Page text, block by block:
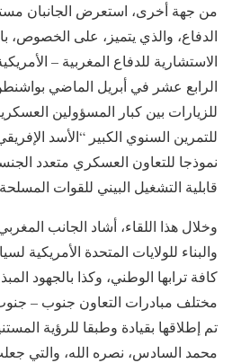
من جهة أخرى، استعرض الجانبان
الدفاع، والذي يتميز، على الخصوص،
الاستشارية للدفاع المغربية –
الرابع عشر في أبريل الماضي
للزيارات بين كبار المسؤولين
للتمرين السنوي الكبير “الأسد
نموذجا للتعاون العسكري متعدد
قابلية التشغيل البيني للقوات
وخلال هذا اللقاء، أشاد الجانب
والبناء للولايات المتحدة الأمريكية
كافة ترابها الوطني، وكذا بالجهود
مختلف مبادرات التعاون جنوب – جنوب
تم إطلاقها بقيادة وطبقا للرؤية
محمد السادس، نصره الله، والتي